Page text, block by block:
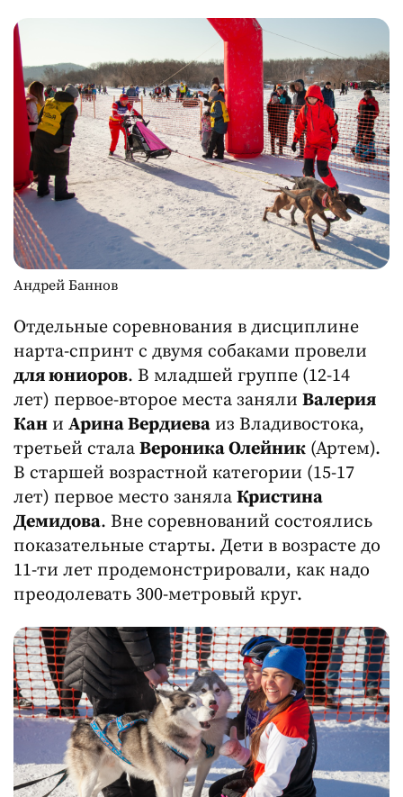
Андрей Баннов
Отдельные соревнования в дисциплине
нарта-спринт с двумя собаками провели
для юниоров. В младшей группе (12-14
лет) первое-второе места заняли Валерия
Кан и Арина Вердиева из Владивостока,
третьей стала Вероника Олейник (Артем).
В старшей возрастной категории (15-17
лет) первое место заняла Кристина
Демидова. Вне соревнований состоялись
показательные старты. Дети в возрасте до
11-ти лет продемонстрировали, как надо
преодолевать 300-метровый круг.